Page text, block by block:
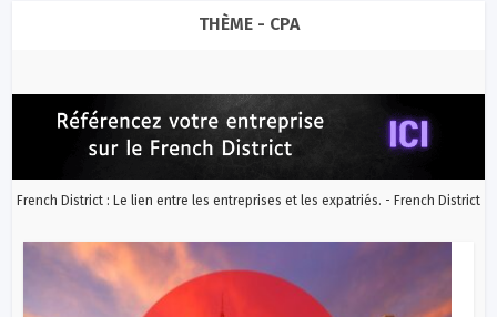
THÈME - CPA
French District : Le lien entre les entreprises et les expatriés. - French District